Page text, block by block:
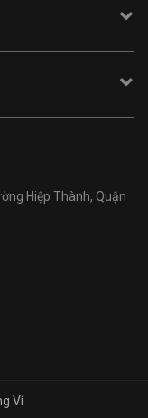
Hiệp Thành, Quận
Ví